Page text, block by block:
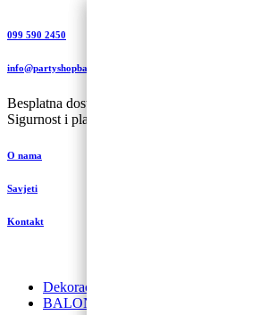
099 590 2450
info@partyshopbaloncic.hr
Besplatna dostava iznad 499,00 kn
Sigurnost i plaćanje
O nama
Savjeti
Kontakt
Dekoracije od balona
BALONI NA HRVATSKOM JEZIKU